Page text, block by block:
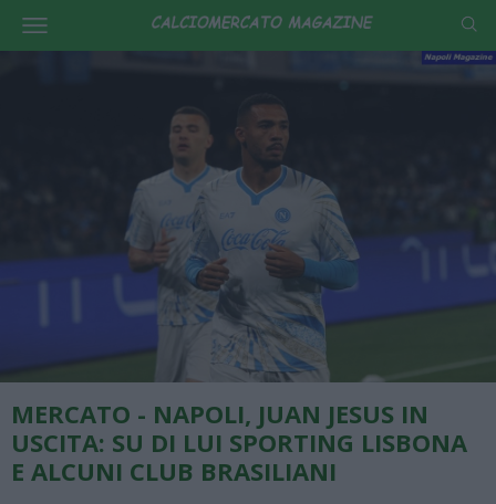
MERCATO - NAPOLI, JUAN JESUS IN
USCITA: SU DI LUI SPORTING LISBONA
E ALCUNI CLUB BRASILIANI